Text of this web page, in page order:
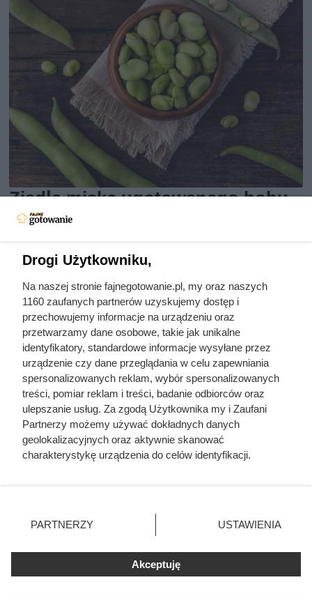
Zjadła miskę ugotowanego bobu.
Oto co po kilku godzinach stało
apetytem
Zielony, sezonowy i wciąż niedoceniany. Sprawdź, jak
może odmienić Twoją dietę i dlaczego coraz więcej osób
do niego wraca.
Sprawdziliśmy nową gazetkę
Drogi Użytkowniku,
Na naszej stronie fajnegotowanie.pl, my oraz naszych
1160 zaufanych partnerów uzyskujemy dostęp i
przechowujemy informacje na urządzeniu oraz
przetwarzamy dane osobowe, takie jak unikalne
identyfikatory, standardowe informacje wysyłane przez
urządzenie czy dane przeglądania w celu zapewniania
spersonalizowanych reklam, wybór spersonalizowanych
treści, pomiar reklam i treści, badanie odbiorców oraz
ulepszanie usług. Za zgodą Użytkownika my i Zaufani
Partnerzy możemy używać dokładnych danych
geolokalizacyjnych oraz aktywnie skanować
charakterystykę urządzenia do celów identyfikacji.
zmienić/wycofać klikając przycisk ustawień prywatności
znajdujący się w lewym dolnym rogu strony
rodzaje przetwarzania danych nie wymagają zgody
użytkownika, ale masz prawo sprzeciwić się takiemu
przetwarzaniu. Preferencje będą miały zastosowania tylko
PARTNERZY USTAWIENIA
Akceptuję